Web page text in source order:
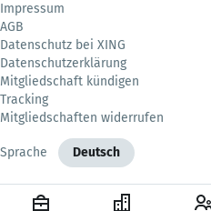
Impressum
AGB
Datenschutz bei XING
Datenschutzerklärung
Mitgliedschaft kündigen
Tracking
Mitgliedschaften widerrufen
Sprache Deutsch